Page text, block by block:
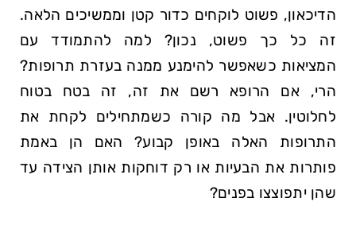
הדיכאון, פשוט לוקחים כדור קטן וממשיכים הלאה.
זה כל כך פשוט, נכון? למה להתמודד עם
המציאות כשאפשר להימנע ממנה בעזרת תרופות?
הרי,⁤ אם ⁤הרופא רשם את​ זה, זה בטח בטוח
‍לחלוטין. אבל מה קורה ​כשמתחילים לקחת את‍
התרופות האלה⁢ באופן קבוע? האם ‌הן באמת
פותרות את הבעיות או רק דוחקות אותן הצידה עד
שהן יתפוצצו בפנים?